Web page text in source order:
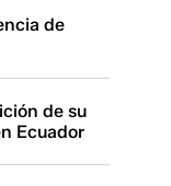
de
de su
Ecuador